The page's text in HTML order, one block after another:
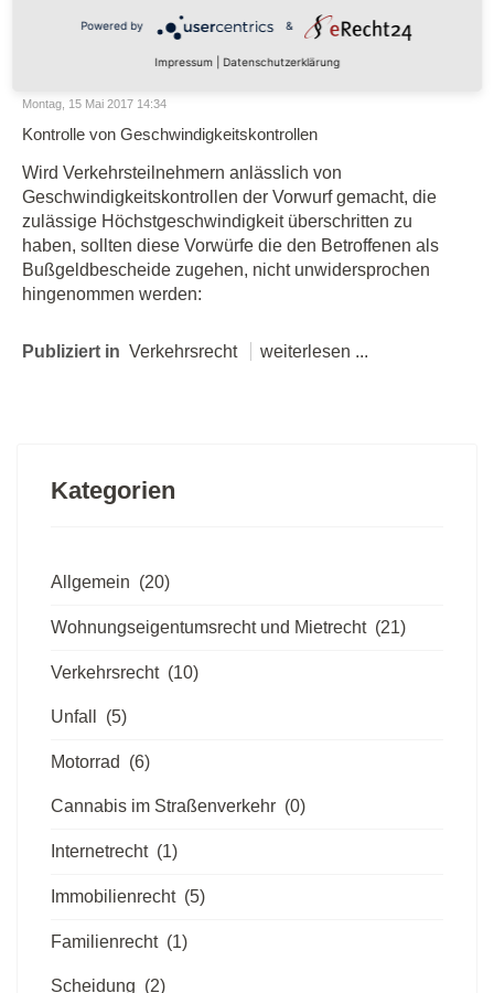
Publiziert in Motorrad weiterlesen ...
Montag, 15 Mai 2017 14:34
Kontrolle von Geschwindigkeitskontrollen
Wird Verkehrsteilnehmern anlässlich von
Geschwindigkeitskontrollen der Vorwurf gemacht, die
zulässige Höchstgeschwindigkeit überschritten zu
haben, sollten diese Vorwürfe die den Betroffenen als
Bußgeldbescheide zugehen, nicht unwidersprochen
hingenommen werden:
Publiziert in Verkehrsrecht weiterlesen ...
Kategorien
Allgemein (20)
Wohnungseigentumsrecht und Mietrecht (21)
Verkehrsrecht (10)
Unfall (5)
Motorrad (6)
Cannabis im Straßenverkehr (0)
Internetrecht (1)
Immobilienrecht (5)
Familienrecht (1)
Scheidung (2)
Powered by &
Impressum Datenschutzerklärung